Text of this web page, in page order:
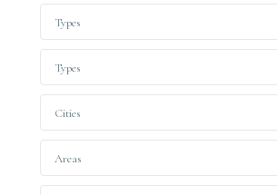
Types
Types
Cities
Areas